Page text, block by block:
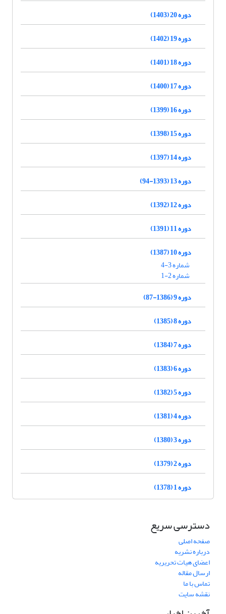
دوره 20 (1403)
دوره 19 (1402)
دوره 18 (1401)
دوره 17 (1400)
دوره 16 (1399)
دوره 15 (1398)
دوره 14 (1397)
دوره 13 (1393-94)
دوره 12 (1392)
دوره 11 (1391)
دوره 10 (1387)
شماره 3-4
شماره 2-1
دوره 9 (1386-87)
دوره 8 (1385)
دوره 7 (1384)
دوره 6 (1383)
دوره 5 (1382)
دوره 4 (1381)
دوره 3 (1380)
دوره 2 (1379)
دوره 1 (1378)
دسترسی سریع
صفحه اصلی
درباره نشریه
اعضای هیات تحریریه
ارسال مقاله
تماس با ما
نقشه سایت